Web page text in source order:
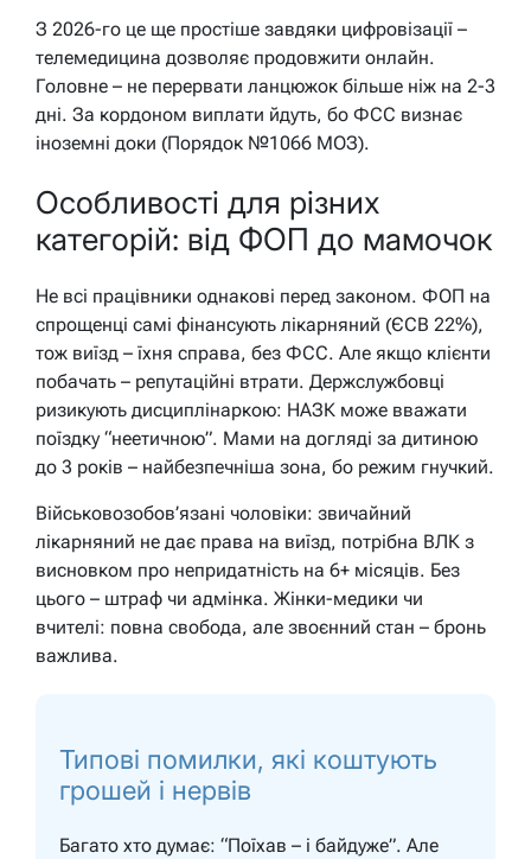
З 2026-го це ще простіше завдяки цифровізації –
телемедицина дозволяє продовжити онлайн.
Головне – не перервати ланцюжок більше ніж на 2-3
дні. За кордоном виплати йдуть, бо ФСС визнає
іноземні доки (Порядок №1066 МОЗ).
Особливості для різних
категорій: від ФОП до мамочок
Не всі працівники однакові перед законом. ФОП на
спрощенці самі фінансують лікарняний (ЄСВ 22%),
тож виїзд – їхня справа, без ФСС. Але якщо клієнти
побачать – репутаційні втрати. Держслужбовці
ризикують дисциплінаркою: НАЗК може вважати
поїздку “неетичною”. Мами на догляді за дитиною
до 3 років – найбезпечніша зона, бо режим гнучкий.
Військовозобов’язані чоловіки: звичайний
лікарняний не дає права на виїзд, потрібна ВЛК з
висновком про непридатність на 6+ місяців. Без
цього – штраф чи адмінка. Жінки-медики чи
вчителі: повна свобода, але звоєнний стан – бронь
важлива.
Типові помилки, які коштують
грошей і нервів
Багато хто думає: “Поїхав – і байдуже”. Але